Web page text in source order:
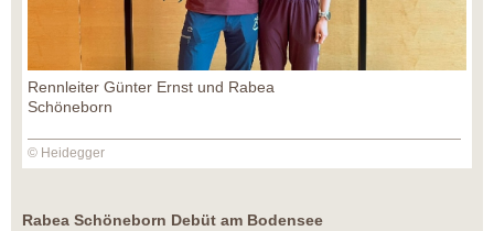
Rennleiter Günter Ernst und Rabea
Schöneborn
© Heidegger
Rabea Schöneborn Debüt am Bodensee